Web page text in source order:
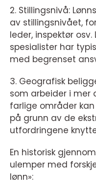
2. Stillingsnivå:
av stillingsnivået,
leder, inspektør
spesialister har
med begrenset
3. Geografisk
som arbeider i mer
farlige områder
på grunn av de
utfordringene
En historisk
ulemper med
lønn»: